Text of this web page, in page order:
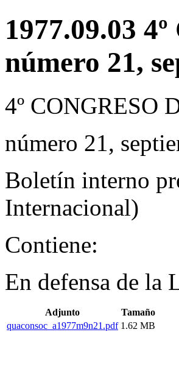
1977.09.03
número 21,
4º CONGRESO
número 21,
Boletín interno
Internacional)
Contiene:
En defensa de la
Adjunto
Tamaño
quaconsoc_a1977m9n21.pdf 1.62 MB